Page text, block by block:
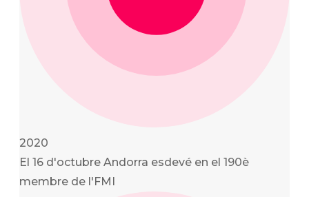
2020
El 16 d'octubre Andorra esdevé en el 190è
membre de l'FMI